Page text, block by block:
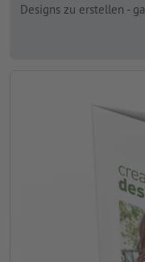
Designs zu erstellen -